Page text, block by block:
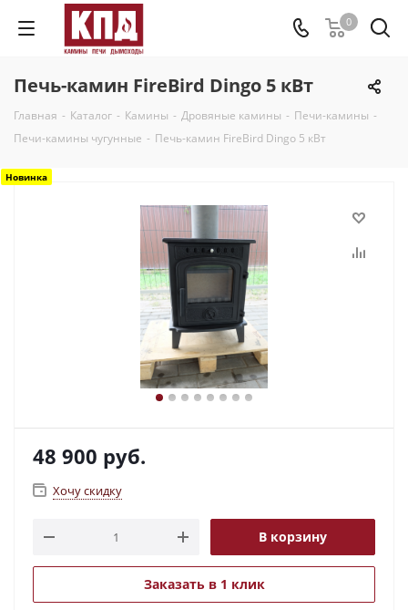
0
Печь-камин FireBird Dingo 5 кВт
Главная - Каталог - Камины - Дровяные камины - Печи-камины -
Печи-камины чугунные - Печь-камин FireBird Dingo 5 кВт
Новинка
48 900 руб.
Хочу скидку
В корзину
Заказать в 1 клик